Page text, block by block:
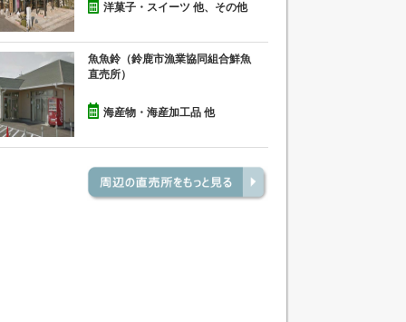
洋菓子・スイーツ 他、その他
魚魚鈴（鈴鹿市漁業協同組合鮮魚
直売所）
海産物・海産加工品 他